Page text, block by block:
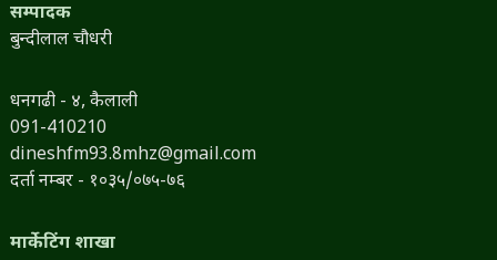
सम्पादक
बुन्दीलाल चौधरी
धनगढी - ४, कैलाली
091-410210
dineshfm93.8mhz@gmail.com
दर्ता नम्बर - १०३५/०७५-७६
मार्केटिंग शाखा